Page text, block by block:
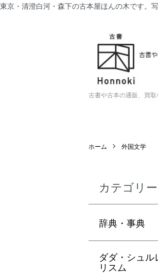
東京・清澄白河・森下の古本屋ほんの木です。
古書や古本の通販、買
ホーム 外国文学
カテゴリー
辞典・事典
ダダ・シュル
リスム